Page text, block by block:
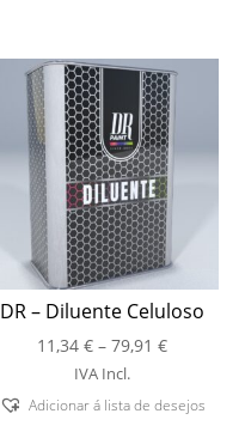
DR – Diluente Celuloso
11,34€ – 79,91€Price
11,34 €
through
IVA Incl.
Adicionar á lista de desejos